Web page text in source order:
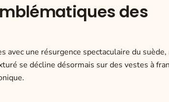
des
une résurgence spectaculaire du
se décline désormais sur des vestes à